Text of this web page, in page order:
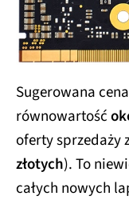
Sugerowana
równowartość
oferty sprzedaży
złotych). To
całych nowych